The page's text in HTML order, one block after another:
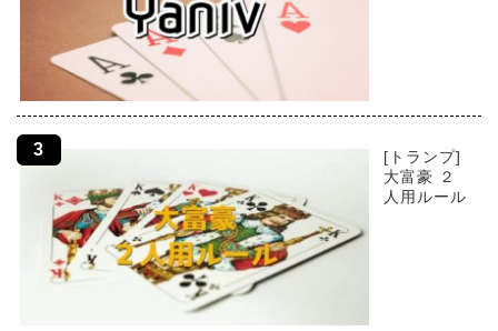
[トランプ]
大富豪 ２
人用ルール